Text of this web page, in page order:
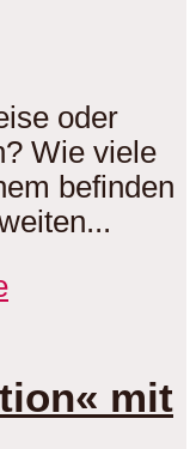
oder
Wie viele
befinden
mit